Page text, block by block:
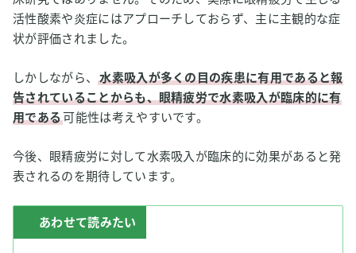
活性酸素や炎症にはアプローチしておらず、主に主観的な症
状が評価されました。
しかしながら、水素吸入が多くの目の疾患に有用であると報
告されていることからも、眼精疲労で水素吸入が臨床的に有
用である可能性は考えやすいです。
今後、眼精疲労に対して水素吸入が臨床的に効果があると発
表されるのを期待しています。
あわせて読みたい